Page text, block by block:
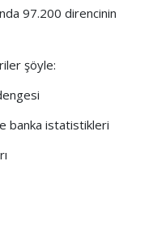
97.200 direncinin
şöyle:
banka istatistikleri